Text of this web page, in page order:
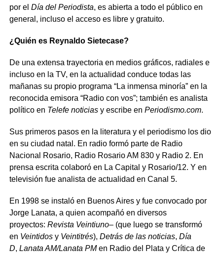
por el Día del Periodista, es abierta a todo el público en
general, incluso el acceso es libre y gratuito.
¿Quién es Reynaldo Sietecase?
De una extensa trayectoria en medios gráficos, radiales e
incluso en la TV, en la actualidad conduce todas las
mañanas su propio programa “La inmensa minoría” en la
reconocida emisora “Radio con vos”; también es analista
político en Telefe noticiasy escribe en Periodismo.com.
Sus primeros pasos en la literatura y el periodismo los dio
en su ciudad natal. En radio formó parte de Radio
Nacional Rosario, Radio Rosario AM 830 y Radio 2. En
prensa escrita colaboró en La Capital y Rosario/12. Y en
televisión fue analista de actualidad en Canal 5.
En 1998 se instaló en Buenos Aires y fue convocado por
Jorge Lanata, a quien acompañó en diversos
proyectos: Revista Veintiuno– (que luego se transformó
en Veintidosy Veintitrés), Detrás de las noticias, Día
D, Lanata AM/Lanata PMen Radio del Plata y Crítica de